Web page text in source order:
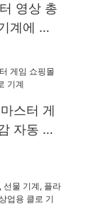
영상 총
계에 대
플레이 3
스터 게
자동 판